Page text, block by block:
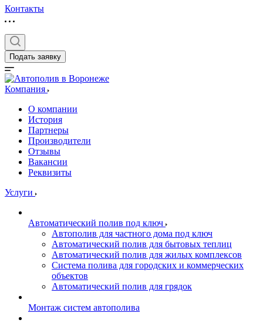
Контакты
Подать заявку
Компания
О компании
История
Партнеры
Производители
Отзывы
Вакансии
Реквизиты
Услуги
Автоматический полив под ключ
Автополив для частного дома под ключ
Автоматический полив для бытовых теплиц
Автоматический полив для жилых комплексов
Система полива для городских и коммерческих
объектов
Автоматический полив для грядок
Монтаж систем автополива